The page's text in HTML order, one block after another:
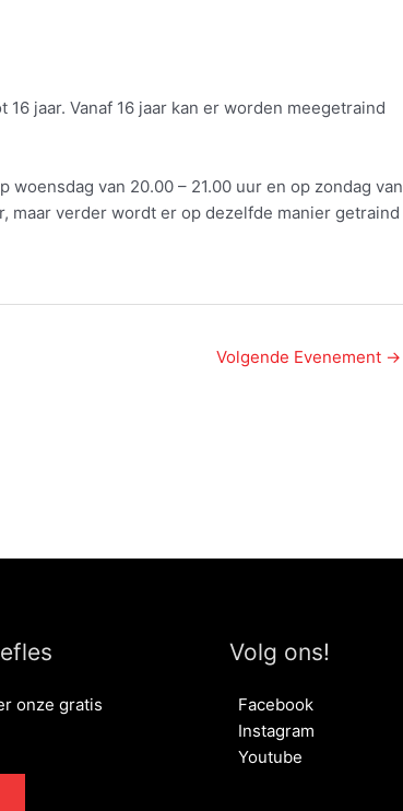
jaar. Vanaf 16 jaar kan er worden meegetraind
van 20.00 – 21.00 uur en op zondag van
maar verder wordt er op dezelfde manier getraind
Volgende Evenement →
onze gratis
Volg ons!
Facebook
Instagram
Youtube